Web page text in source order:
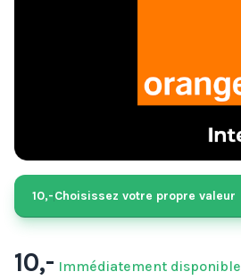
10,-Choisissez votre propre valeur
10,- Immédiatement disponible